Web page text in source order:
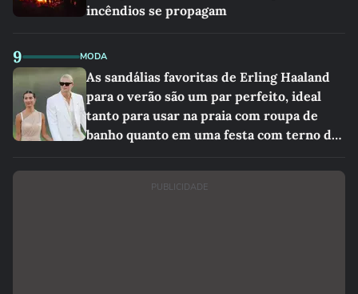
incêndios se propagam
9 MODA
As sandálias favoritas de Erling Haaland
para o verão são um par perfeito, ideal
tanto para usar na praia com roupa de
banho quanto em uma festa com terno de
PUBLICIDADE